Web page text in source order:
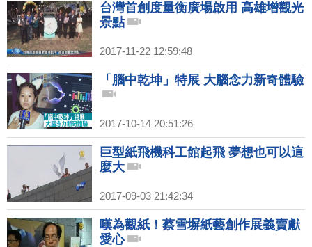
台灣首創度量衡廣場啟用 高雄增觀光
景點
2017-11-22 12:59:48
「腦中乾坤」特展 大腦念力新奇體驗
2017-10-14 20:51:26
巨型紙飛機科工館起飛 夢想也可以這
麼大
2017-09-03 21:42:34
嘆為觀紙！蔡雪塀紙藝創作展義賣獻
愛心